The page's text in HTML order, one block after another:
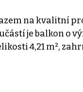
na kvalitní
je balkon o
4,21 m²,